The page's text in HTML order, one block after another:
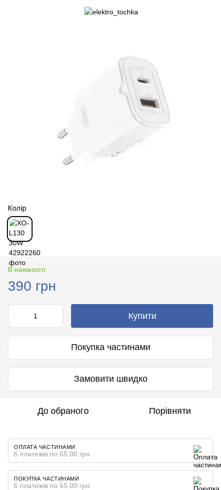
Колір
В наявності
390 грн
Купити
Покупка частинами
Замовити швидко
До обраного Порівняти
ОПЛАТА ЧАСТИНАМИ
6 платежів по 65.00 грн
ПОКУПКА ЧАСТИНАМИ
6 платежів по 65.00 грн